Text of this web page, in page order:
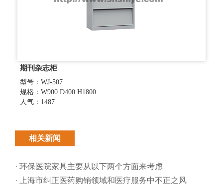
期刊杂志柜
型号：WJ-507
规格：W900 D400 H1800
人气：1487
相关新闻
· 环保医院家具主要从以下两个方面来考虑
· 上海市纠正医药购销领域和医疗服务中不正之风